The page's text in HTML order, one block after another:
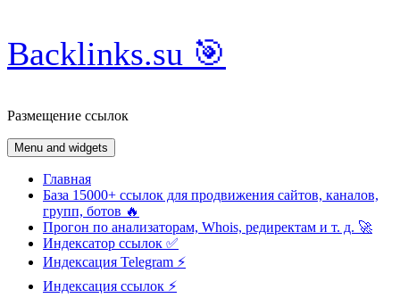
Skip
to
content
Backlinks.su 🎯
Размещение ссылок
Menu and widgets
Главная
База 15000+ ссылок для продвижения сайтов, каналов,
групп, ботов 🔥
Прогон по анализаторам, Whois, редиректам и т. д. 🚀
Индексатор ссылок ✅
Индексация Telegram ⚡️
Индексация ссылок ⚡️